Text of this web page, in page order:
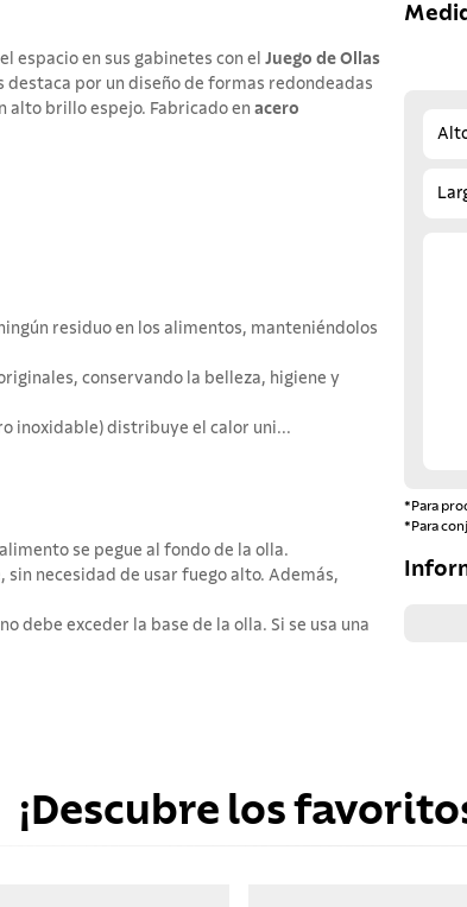
espacio en sus gabinetes con el Juego de Ollas
destaca por un diseño de formas redondeadas
alto brillo espejo. Fabricado en acero
residuo en los alimentos, manteniéndolos
conservando la belleza, higiene y
inoxidable) distribuye el calor uni...
se pegue al fondo de la olla.
necesidad de usar fuego alto. Además,
debe exceder la base de la olla. Si se usa una
*Para
*Para
¡Descubre los